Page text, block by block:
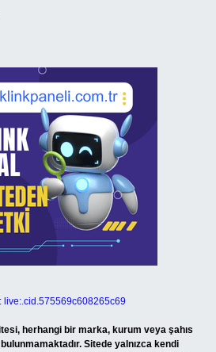
live:.cid.575569c608265c69
herhangi bir marka, kurum veya şahıs
Sitede yalnızca kendi